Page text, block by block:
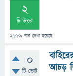
2
টি উত্তর
2,889 বার দেখা হয়েছে
0
টি ভোট
আচড়